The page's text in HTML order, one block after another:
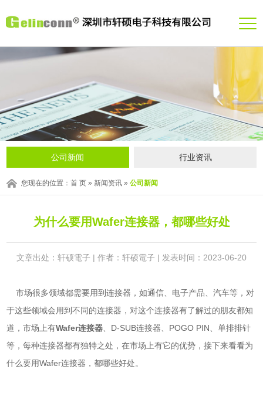
公司新闻 行业资讯
您现在的位置：首 页 » 新闻资讯 »公司新闻
为什么要用Wafer连接器，都哪些好处
文章出处：轩硕電子 | 作者：轩硕電子 | 发表时间：2023-06-20
市场很多领域都需要用到连接器，如通信、电子产品、汽车等，对
于这些领域会用到不同的连接器，对这个连接器有了解过的朋友都知
道，市场上有Wafer连接器 、D-SUB连接器、POGO PIN、单排排针
等，每种连接器都有独特之处，在市场上有它的优势，接下来看看为
什么要用Wafer连接器，都哪些好处。